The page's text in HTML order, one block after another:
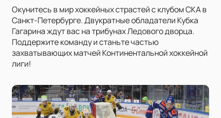
Окунитесь в мир хоккейных страстей с клубом СКА в
Санкт-Петербурге. Двукратные обладатели Кубка
Гагарина ждут вас на трибунах Ледового дворца.
Поддержите команду и станьте частью
захватывающих матчей Континентальной хоккейной
лиги!